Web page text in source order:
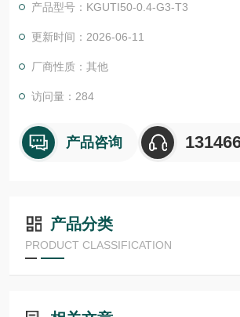
器.LHT 41 M 0.2 G3-T3德国德森瑞
瑞 德森瑞 德森瑞 德森瑞 德森瑞 德国Disoric
产品型号：KGUTI50-0.4-G3-T3
更新时间：2026-06-11
厂商性质：其他
访问量：284
产品咨询
产品分类
PRODUCT CLASSIFICATION